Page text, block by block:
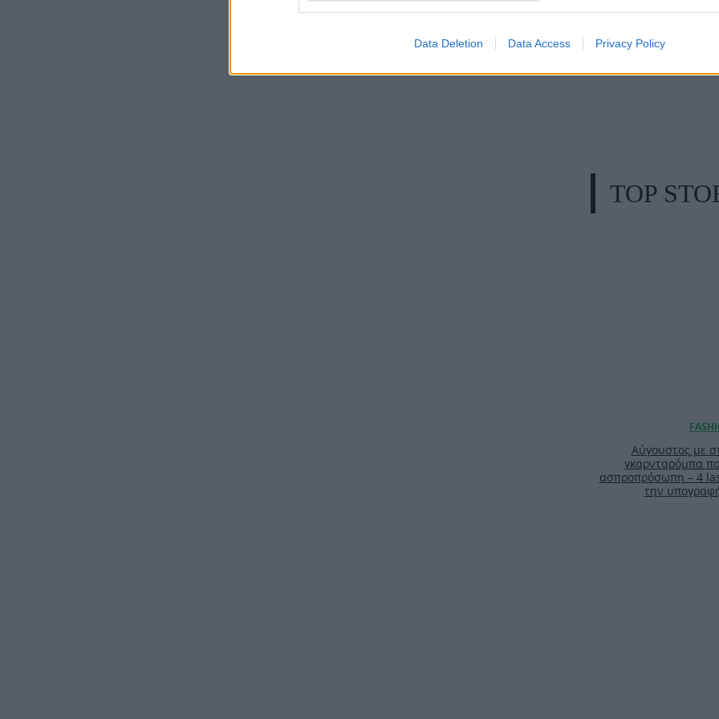
Data Deletion Data Access Privacy Policy
TOP
Αύγουστος με
γκαρνταρόμπα
ασπροπρόσωπη – 4
την